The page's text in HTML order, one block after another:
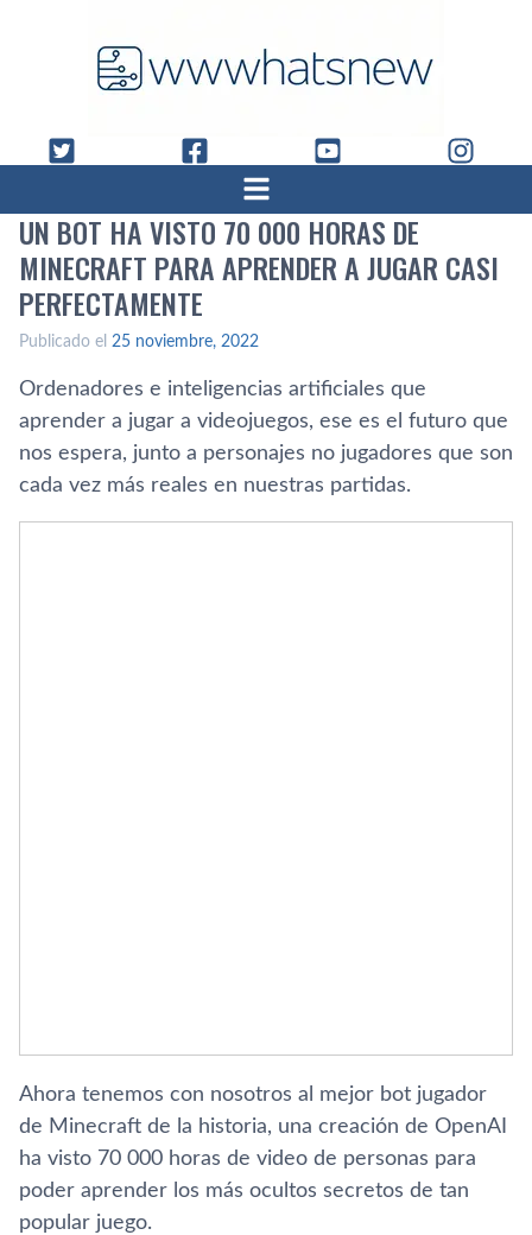
UN BOT HA VISTO 70 000 HORAS DE
MINECRAFT PARA APRENDER A JUGAR CASI
PERFECTAMENTE
Publicado el 25 noviembre, 2022
Ordenadores e inteligencias artificiales que
aprender a jugar a videojuegos, ese es el futuro que
nos espera, junto a personajes no jugadores que son
cada vez más reales en nuestras partidas.
Ahora tenemos con nosotros al mejor bot jugador
de Minecraft de la historia, una creación de OpenAI
ha visto 70 000 horas de video de personas para
poder aprender los más ocultos secretos de tan
popular juego.